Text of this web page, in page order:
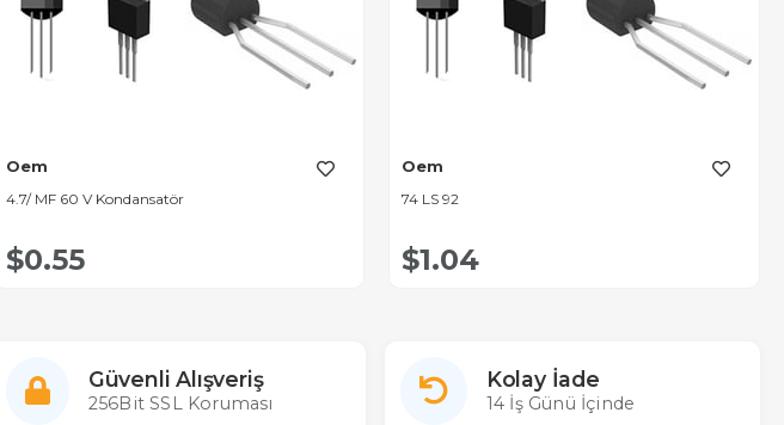
Oem
4.7/ MF 60 V Kondansatör
$0.55
Oem
74 LS 92
$1.04
Güvenli Alışveriş
256Bit SSL Koruması
Kolay İade
14 İş Günü İçinde